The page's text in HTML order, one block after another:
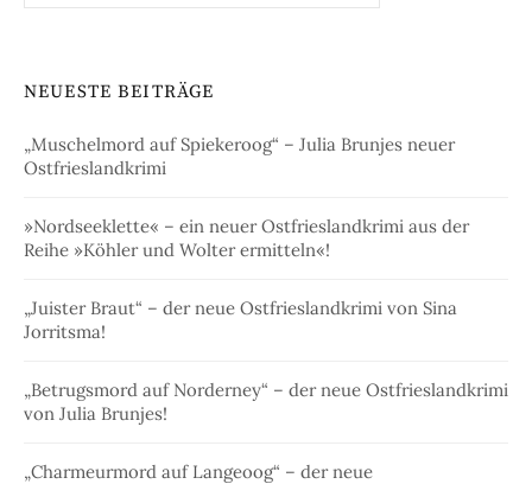
NEUESTE BEITRÄGE
„Muschelmord auf Spiekeroog“ – Julia Brunjes neuer
Ostfrieslandkrimi
»Nordseeklette« – ein neuer Ostfrieslandkrimi aus der
Reihe »Köhler und Wolter ermitteln«!
„Juister Braut“ – der neue Ostfrieslandkrimi von Sina
Jorritsma!
„Betrugsmord auf Norderney“ – der neue Ostfrieslandkrimi
von Julia Brunjes!
„Charmeurmord auf Langeoog“ – der neue